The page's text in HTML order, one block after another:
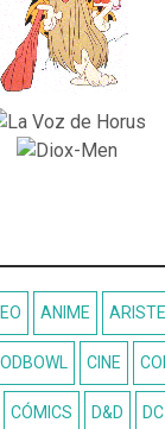
CÓMICS D&D DC
DRACO IDEAS
WARS INFINITY